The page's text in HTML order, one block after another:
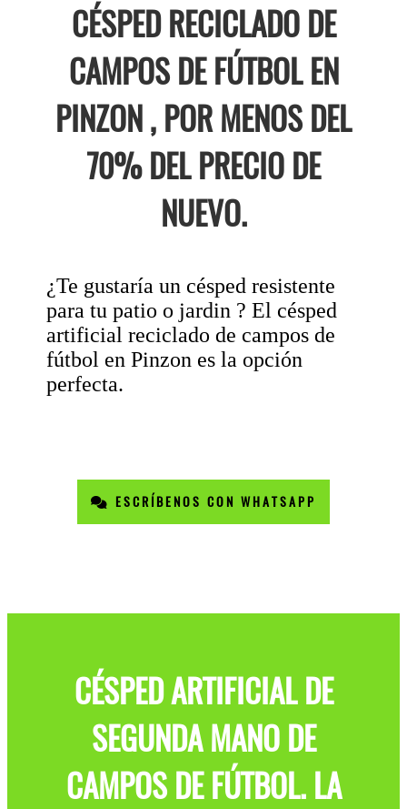
CÉSPED RECICLADO DE
CAMPOS DE FÚTBOL EN
PINZON , POR MENOS DEL
70% DEL PRECIO DE
NUEVO.
¿Te gustaría un césped resistente
para tu patio o jardin ? El césped
artificial reciclado de campos de
fútbol en Pinzon es la opción
perfecta.
ESCRÍBENOS CON WHATSAPP
CÉSPED ARTIFICIAL DE
SEGUNDA MANO DE
CAMPOS DE FÚTBOL. LA